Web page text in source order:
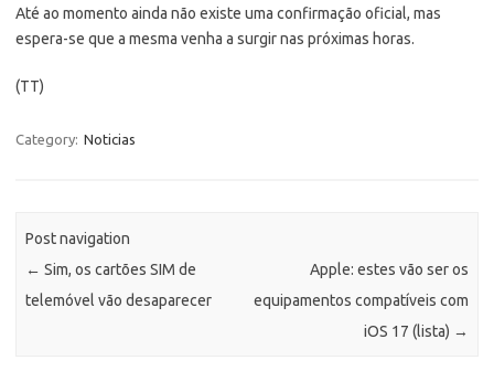
Até ao momento ainda não existe uma confirmação oficial, mas
espera-se que a mesma venha a surgir nas próximas horas.
(TT)
Category: Noticias
Post navigation
← Sim, os cartões SIM de
telemóvel vão desaparecer
Apple: estes vão ser os
equipamentos compatíveis com
iOS 17 (lista) →